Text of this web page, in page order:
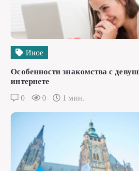
Иное
Особенности знакомства с
интернете
0 0 1 мин.